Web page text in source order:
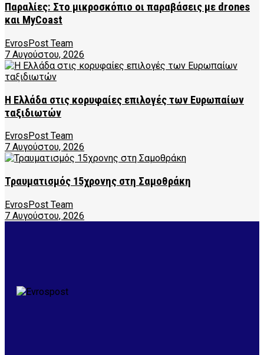
Παραλίες: Στο μικροσκόπιο οι παραβάσεις με drones
και MyCoast
EvrosPost Team
7 Αυγούστου, 2026
Η Ελλάδα στις κορυφαίες επιλογές των Ευρωπαίων
ταξιδιωτών
EvrosPost Team
7 Αυγούστου, 2026
Τραυματισμός 15χρονης στη Σαμοθράκη
EvrosPost Team
7 Αυγούστου, 2026